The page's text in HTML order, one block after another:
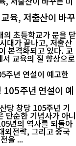
육, 저출산이 바꾸
초등학교가 문을 닫
대가 끝나고, 저출산
본격화되고 있다. 교
교육의 질 향상으로
주년 연설이 예
당 창당 105주년 기
단순한 기념사가 아니
년의 역사를 되돌아
외전략, 그리고 중국
을 ...